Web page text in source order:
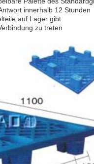
innerhalb 12 Stunden
auf Lager gibt
zu treten